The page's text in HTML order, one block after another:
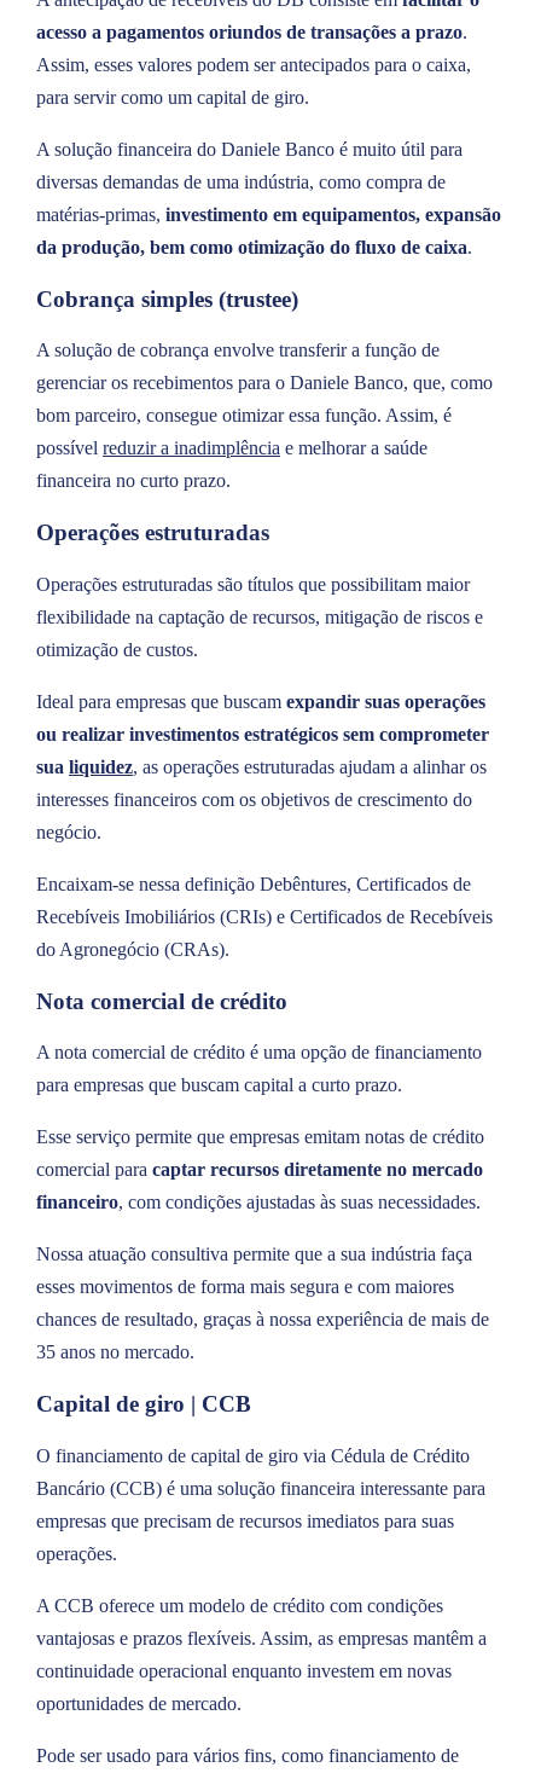
acesso a pagamentos oriundos de transações a prazo.
Assim, esses valores podem ser antecipados para o caixa,
para servir como um capital de giro.
A solução financeira do Daniele Banco é muito útil para
diversas demandas de uma indústria, como compra de
matérias-primas, investimento em equipamentos, expansão
da produção, bem como otimização do fluxo de caixa.
Cobrança simples (trustee)
A solução de cobrança envolve transferir a função de
gerenciar os recebimentos para o Daniele Banco, que, como
bom parceiro, consegue otimizar essa função. Assim, é
possível reduzir a inadimplência e melhorar a saúde
financeira no curto prazo.
Operações estruturadas
Operações estruturadas são títulos que possibilitam maior
flexibilidade na captação de recursos, mitigação de riscos e
otimização de custos.
Ideal para empresas que buscam expandir suas operações
ou realizar investimentos estratégicos sem comprometer
sua liquidez, as operações estruturadas ajudam a alinhar os
interesses financeiros com os objetivos de crescimento do
negócio.
Encaixam-se nessa definição Debêntures, Certificados de
Recebíveis Imobiliários (CRIs) e Certificados de Recebíveis
do Agronegócio (CRAs).
Nota comercial de crédito
A nota comercial de crédito é uma opção de financiamento
para empresas que buscam capital a curto prazo.
Esse serviço permite que empresas emitam notas de crédito
comercial para captar recursos diretamente no mercado
financeiro, com condições ajustadas às suas necessidades.
Nossa atuação consultiva permite que a sua indústria faça
esses movimentos de forma mais segura e com maiores
chances de resultado, graças à nossa experiência de mais de
35 anos no mercado.
Capital de giro | CCB
O financiamento de capital de giro via Cédula de Crédito
Bancário (CCB) é uma solução financeira interessante para
empresas que precisam de recursos imediatos para suas
operações.
A CCB oferece um modelo de crédito com condições
vantajosas e prazos flexíveis. Assim, as empresas mantêm a
continuidade operacional enquanto investem em novas
oportunidades de mercado.
Pode ser usado para vários fins, como financiamento de